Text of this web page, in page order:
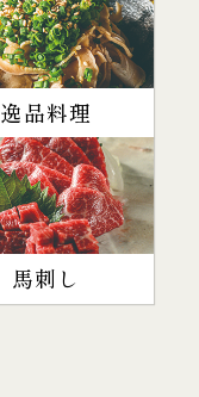
逸品料理
馬刺し